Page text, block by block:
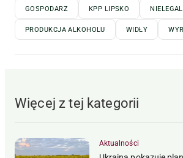
GOSPODARZ KPP LIPSKO
PRODUKCJA ALKOHOLU WIDŁY
Więcej z tej kategorii
Aktualności